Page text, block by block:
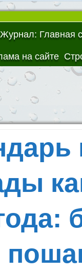
Главная
на сайте